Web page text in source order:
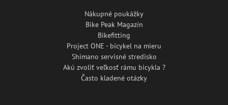
Nákupné poukážky
Bike Peak Magazín
Bikefitting
Project ONE - bicykel na mieru
Shimano servisné stredisko
Akú zvoliť veľkosť rámu bicykla ?
Často kladené otázky